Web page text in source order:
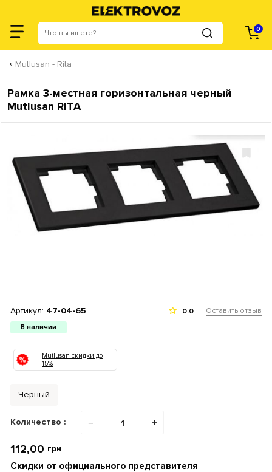
0
Mutlusan - Rita
Рамка 3-местная горизонтальная черный
Mutlusan RITA
Артикул: 47-04-65
В наличии
0.0 Оставить отзыв
Mutlusan скидки до
15%
Черный
Количество : − +
112,00 грн
Скидки от официального представителя